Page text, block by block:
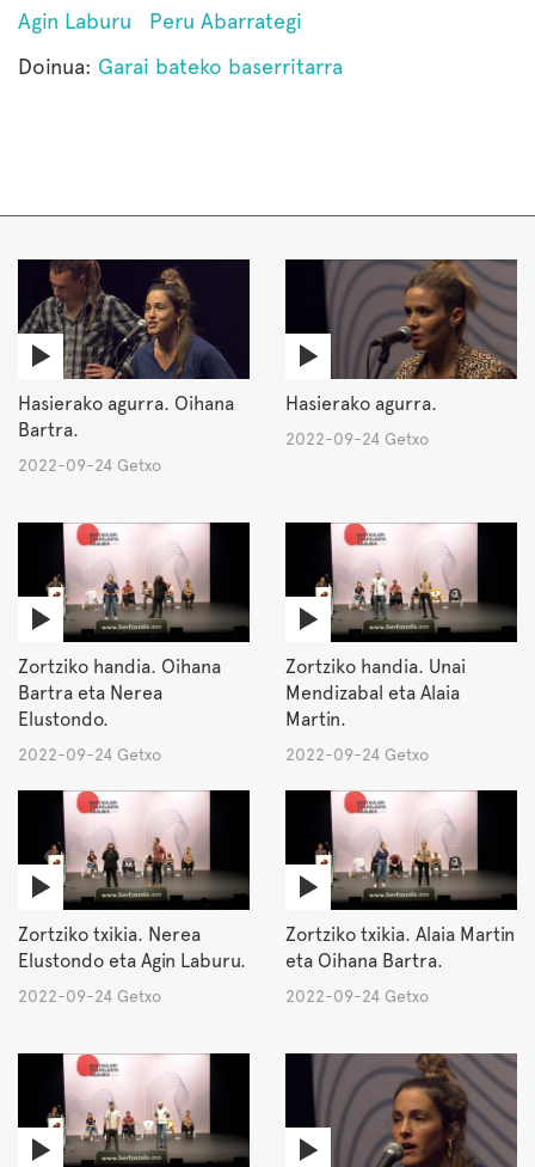
Agin Laburu
Peru Abarrategi
Doinua: Garai bateko baserritarra
Hasierako agurra. Oihana
Bartra.
2022-09-24 Getxo
Hasierako agurra.
2022-09-24 Getxo
Zortziko handia. Oihana
Bartra eta Nerea
Elustondo.
2022-09-24 Getxo
Zortziko handia. Unai
Mendizabal eta Alaia
Martin.
2022-09-24 Getxo
Zortziko txikia. Nerea
Elustondo eta Agin Laburu.
2022-09-24 Getxo
Zortziko txikia. Alaia Martin
eta Oihana Bartra.
2022-09-24 Getxo